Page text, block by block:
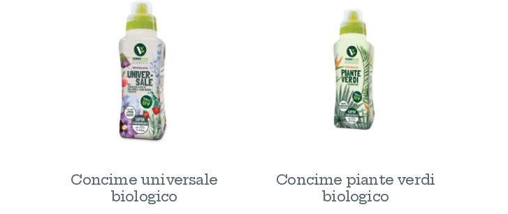
Concime universale
biologico
Concime piante verdi
biologico